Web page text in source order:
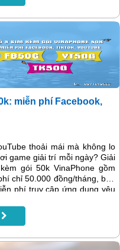
miễn phí Facebook,
thoải mái mà không lo
game giải trí mỗi ngày? Giải
gói 50k VinaPhone gồm
chỉ 50.000 đồng/tháng, bạn
phí truy cập ứng dụng yêu